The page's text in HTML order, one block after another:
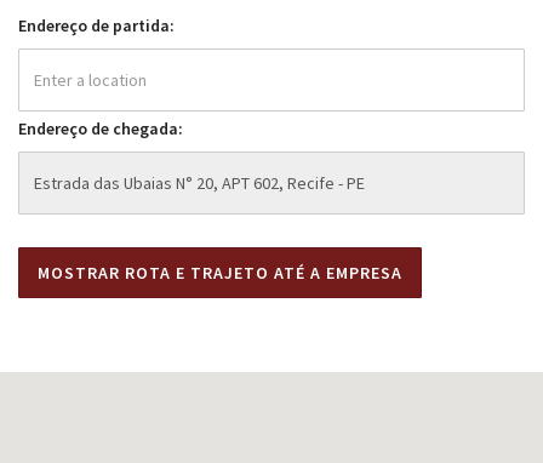
Endereço de partida:
Endereço de chegada: